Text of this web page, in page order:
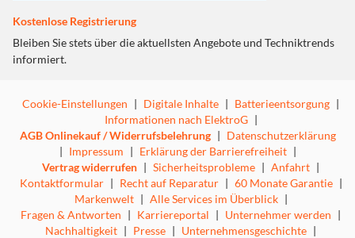
Kostenlose Registrierung
Bleiben Sie stets über die aktuellsten Angebote und Techniktrends
informiert.
Cookie-Einstellungen | Digitale Inhalte | Batterieentsorgung |
Informationen nach ElektroG |
AGB Onlinekauf / Widerrufsbelehrung | Datenschutzerklärung
| Impressum | Erklärung der Barrierefreiheit |
Vertrag widerrufen | Sicherheitsprobleme | Anfahrt |
Kontaktformular | Recht auf Reparatur | 60 Monate Garantie |
Markenwelt | Alle Services im Überblick |
Fragen & Antworten | Karriereportal | Unternehmer werden |
Nachhaltigkeit | Presse | Unternehmensgeschichte |